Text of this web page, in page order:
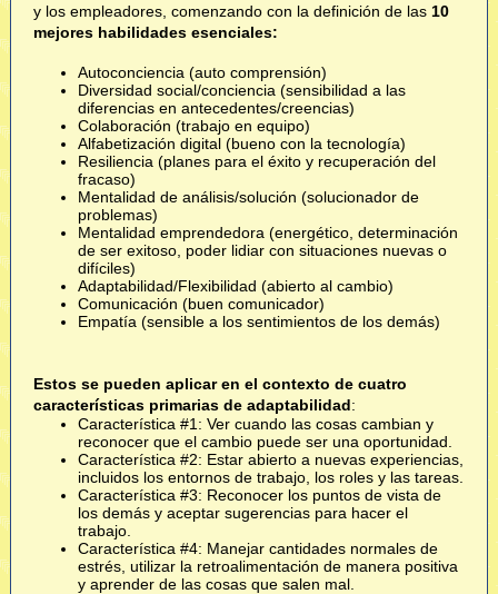
y los empleadores, comenzando con la definición de las 10
mejores habilidades esenciales:
Autoconciencia (auto comprensión)
Diversidad social/conciencia (sensibilidad a las
diferencias en antecedentes/creencias)
Colaboración (trabajo en equipo)
Alfabetización digital (bueno con la tecnología)
Resiliencia (planes para el éxito y recuperación del
fracaso)
Mentalidad de análisis/solución (solucionador de
problemas)
Mentalidad emprendedora (energético, determinación
de ser exitoso, poder lidiar con situaciones nuevas o
difíciles)
Adaptabilidad/Flexibilidad (abierto al cambio)
Comunicación (buen comunicador)
Empatía (sensible a los sentimientos de los demás)
Estos se pueden aplicar en el contexto de cuatro
características primarias de adaptabilidad:
Característica #1: Ver cuando las cosas cambian y
reconocer que el cambio puede ser una oportunidad.
Característica #2: Estar abierto a nuevas experiencias,
incluidos los entornos de trabajo, los roles y las tareas.
Característica #3: Reconocer los puntos de vista de
los demás y aceptar sugerencias para hacer el
trabajo.
Característica #4: Manejar cantidades normales de
estrés, utilizar la retroalimentación de manera positiva
y aprender de las cosas que salen mal.